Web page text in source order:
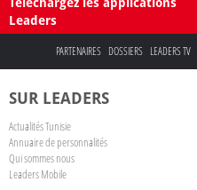
Leaders
PARTENAIRES DOSSIERS LEADERS TV
SUR LEADERS
Actualités Tunisie
Annuaire de personnalités
Qui sommes nous
Leaders Mobile